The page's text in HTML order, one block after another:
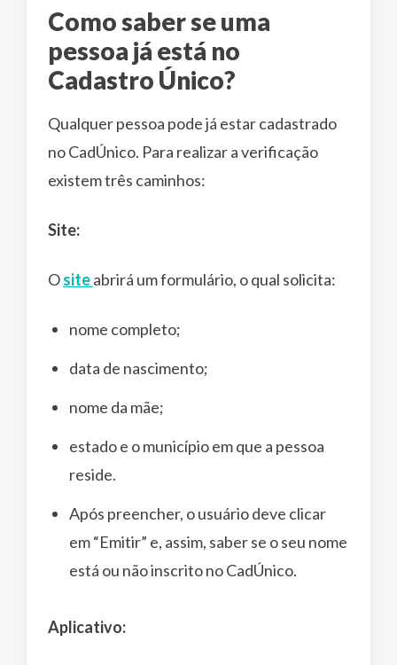
Como saber se uma
pessoa já está no
Cadastro Único?
Qualquer pessoa pode já estar cadastrado
no CadÚnico. Para realizar a verificação
existem três caminhos:
Site:
Ositeabrirá um formulário, o qual solicita:
nome completo;
data de nascimento;
nome da mãe;
estado e o município em que a pessoa
reside.
Após preencher, o usuário deve clicar
em “Emitir” e, assim, saber se o seu nome
está ou não inscrito no CadÚnico.
Aplicativo: